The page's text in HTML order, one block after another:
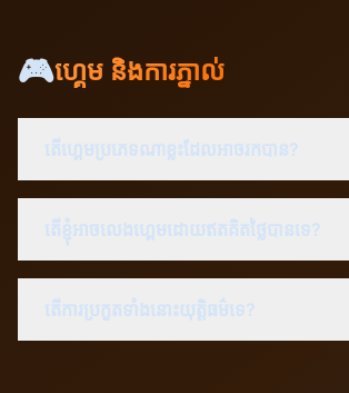
🎮ហ្គេម និងការភ្នាល់
តើហ្គេមប្រភេទណាខ្លះដែលអាចរកបាន?
តើខ្ញុំអាចលេងហ្គេមដោយឥតគិតថ្លៃបានទេ?
តើការប្រកួតទាំងនោះយុត្តិធម៌ទេ?